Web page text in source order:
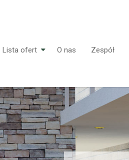
Lista ofert O nas Zespół